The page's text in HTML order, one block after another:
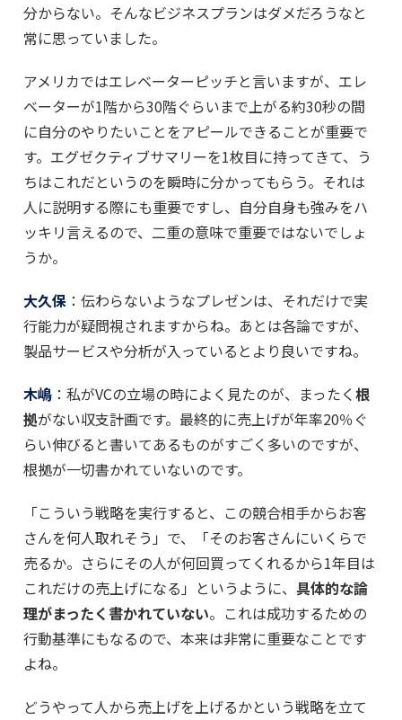
分からない。そんなビジネスプランはダメだろうなと
常に思っていました。
アメリカではエレベーターピッチと言いますが、エレ
ベーターが1階から30階ぐらいまで上がる約30秒の間
に自分のやりたいことをアピールできることが重要で
す。エグゼクティブサマリーを1枚目に持ってきて、う
ちはこれだというのを瞬時に分かってもらう。それは
人に説明する際にも重要ですし、自分自身も強みをハ
ッキリ言えるので、二重の意味で重要ではないでしょ
うか。
大久保 ：伝わらないようなプレゼンは、それだけで実
行能力が疑問視されますからね。あとは各論ですが、
製品サービスや分析が入っているとより良いですね。
木嶋 ：私がVCの立場の時によく見たのが、まったく根
拠がない収支計画です。最終的に売上げが年率20％ぐ
らい伸びると書いてあるものがすごく多いのですが、
根拠が一切書かれていないのです。
「こういう戦略を実行すると、この競合相手からお客
さんを何人取れそう」で、「そのお客さんにいくらで
売るか。さらにその人が何回買ってくれるから1年目は
これだけの売上げになる」というように、 具体的な論
理がまったく書かれていない。これは成功するための
行動基準にもなるので、本来は非常に重要なことです
よね。
どうやって人から売上げを上げるかという戦略を立て